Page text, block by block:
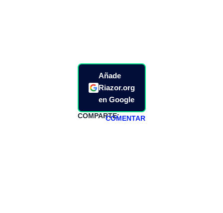
Añade
Riazor.org
en Google
COMPARTE:COMENTAR